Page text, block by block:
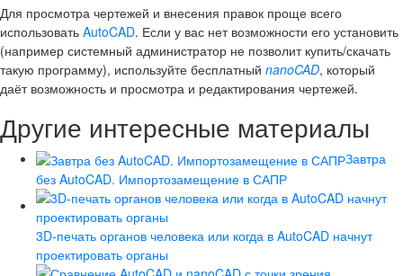
Для просмотра чертежей и внесения правок проще всего
использовать AutoCAD. Если у вас нет возможности его установить
(например системный администратор не позволит купить/скачать
такую программу), используйте бесплатный nanoCAD, который
даёт возможность и просмотра и редактирования чертежей.
Другие интересные материалы
Завтра
без AutoCAD. Импортозамещение в САПР
3D-печать органов человека или когда в AutoCAD начнут
проектировать органы